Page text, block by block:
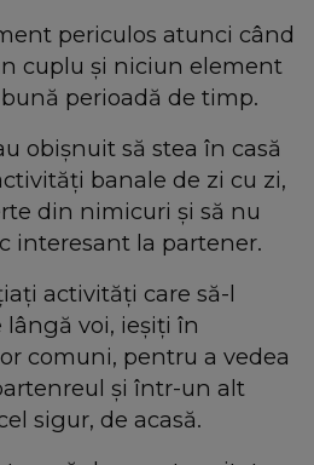
periculos atunci când
cuplu și niciun element
perioadă de timp.
obișnuit să stea în casă
banale de zi cu zi,
din nimicuri și să nu
interesant la partener.
activități care să-l
voi, ieșiți în
comuni, pentru a vedea
și într-un alt
sigur, de acasă.